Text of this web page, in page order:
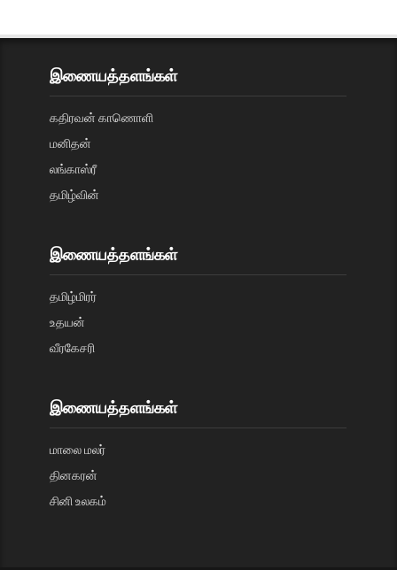
இணையத்தளங்கள்
கதிரவன் காணொளி
மனிதன்
லங்காஸ்ரீ
தமிழ்வின்
இணையத்தளங்கள்
தமிழ்மிரர்
உதயன்
வீரகேசரி
இணையத்தளங்கள்
மாலை மலர்
தினகரன்
சினி உலகம்